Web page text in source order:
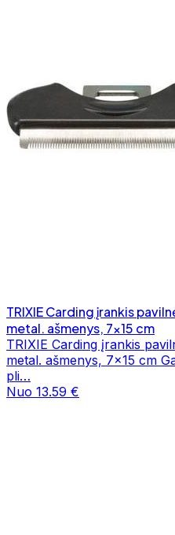
TRIXIE Carding įrankis
metal. ašmenys, 7x15 cm
TRIXIE Carding įrankis
metal. ašmenys, 7x15 cm
pli…
Nuo 13.59 €